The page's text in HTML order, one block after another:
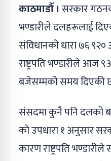
काठमाडौँ । सरकार
भण्डारीले दलहरूलाई
संविधानको धारा ७६
राष्ट्रपति भण्डारीले आज
बजेसम्मको समय दिएकी
संसदमा कुनै पनि दलको
को उपधारा १ अनुसार
कारण राष्ट्रपति भण्डारीले